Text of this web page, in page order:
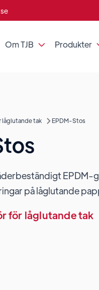
Om TJB  Produkter
låglutande tak EPDM-Stos
EPDM-
på låglutande
för låglutande tak